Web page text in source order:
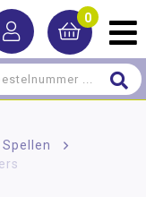
0
Spellen
>